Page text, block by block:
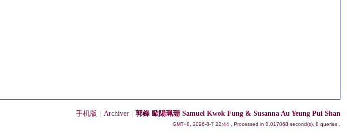
手机版 Archiver 郭鋒 歐陽珮珊 Samuel Kwok Fung & Susanna Au Yeung Pui Shan
GMT+8, 2026-8-7 22:44, Processed in 0.017068 second(s), 8 queries .